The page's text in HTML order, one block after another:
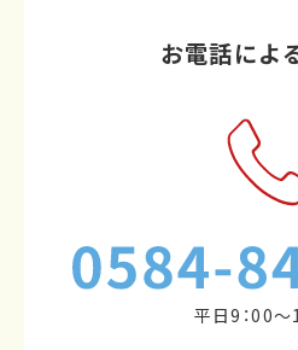
お電話によ
平日9：00～